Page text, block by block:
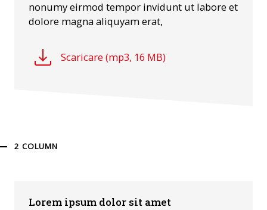
nonumy eirmod tempor invidunt ut labore et
dolore magna aliquyam erat,
Scaricare (mp3, 16 MB)
2 COLUMN
Lorem ipsum dolor sit amet